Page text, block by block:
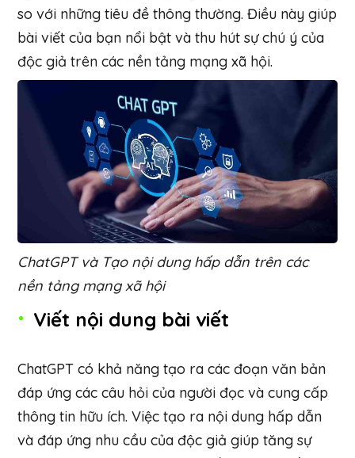
so với những tiêu đề thông thường. Điều này giúp
bài viết của bạn nổi bật và thu hút sự chú ý của
độc giả trên các nền tảng mạng xã hội.
ChatGPT và Tạo nội dung hấp dẫn trên các
nền tảng mạng xã hội
Viết nội dung bài viết
ChatGPT có khả năng tạo ra các đoạn văn bản
đáp ứng các câu hỏi của người đọc và cung cấp
thông tin hữu ích. Việc tạo ra nội dung hấp dẫn
và đáp ứng nhu cầu của độc giả giúp tăng sự